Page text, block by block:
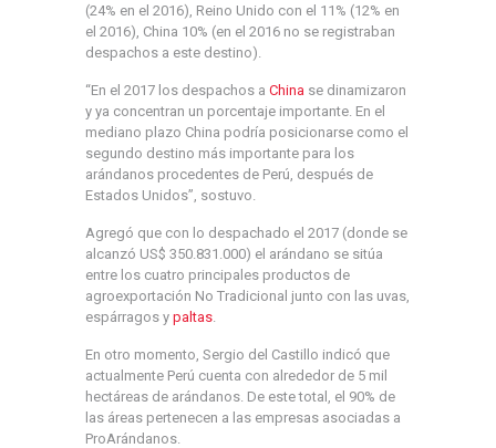
(24% en el 2016), Reino Unido con el 11% (12% en
el 2016), China 10% (en el 2016 no se registraban
despachos a este destino).
“En el 2017 los despachos aChina se dinamizaron
y ya concentran un porcentaje importante. En el
mediano plazo China podría posicionarse como el
segundo destino más importante para los
arándanos procedentes de Perú, después de
Estados Unidos”, sostuvo.
Agregó que con lo despachado el 2017 (donde se
alcanzó US$ 350.831.000) el arándano se sitúa
entre los cuatro principales productos de
agroexportación No Tradicional junto con las uvas,
espárragos ypaltas
En otro momento, Sergio del Castillo indicó que
actualmente Perú cuenta con alrededor de 5 mil
hectáreas de arándanos. De este total, el 90% de
las áreas pertenecen a las empresas asociadas a
ProArándanos.